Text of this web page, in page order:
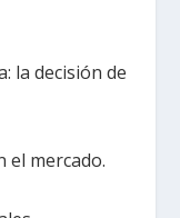
la decisión de
el mercado.